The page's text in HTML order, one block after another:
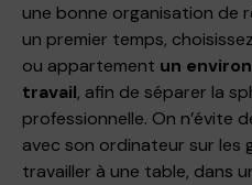
une bonne organisation de
un premier temps,
ou appartement un
travail, afin de séparer la
professionnelle. On n’évite
avec son ordinateur sur les
travailler à une table, dans